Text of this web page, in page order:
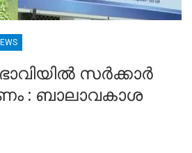
ഭാവിയിൽ സർക്കാർ
: ബാലാവകാശ